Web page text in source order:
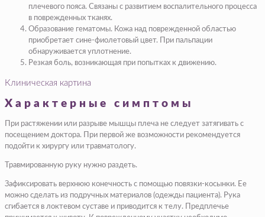
плечевого пояса. Связаны с развитием воспалительного процесса
в поврежденных тканях.
Образование гематомы. Кожа над поврежденной областью
приобретает сине-фиолетовый цвет. При пальпации
обнаруживается уплотнение.
Резкая боль, возникающая при попытках к движению.
Клиническая картина
Характерные симптомы
При растяжении или разрыве мышцы плеча не следует затягивать с
посещением доктора. При первой же возможности рекомендуется
подойти к хирургу или травматологу.
Травмированную руку нужно раздеть.
Зафиксировать верхнюю конечность с помощью повязки‐косынки. Ее
можно сделать из подручных материалов (одежды пациента). Рука
сгибается в локтевом суставе и приводится к телу. Предплечье